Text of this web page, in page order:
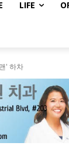
LIFE
' 하차